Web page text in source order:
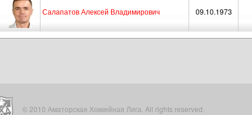
Салапатов Алексей Владимирович 09.10.1973
© 2010 Аматорская Хоккейная Лига. All rights reserved.